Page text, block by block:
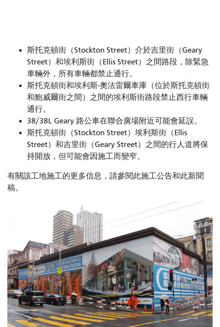
斯托克頓街（Stockton Street）介於吉里街（Geary
Street）和埃利斯街（Ellis Street）之間路段，除緊急
車輛外，所有車輛都禁止通行。
斯托克頓街和埃利斯-奧法雷爾車庫（位於斯托克頓街
和鮑威爾街之間）之間的埃利斯街路段禁止西行車輛
通行。
38/38L Geary 路公車在聯合廣場附近可能會延誤。
斯托克頓街（Stockton Street）埃利斯街（Ellis
Street）和吉里街（Geary Street）之間的行人道將保
持開放，但可能會因施工而變窄。
有關該工地施工的更多信息，請參閱此施工公告和此新聞
稿。